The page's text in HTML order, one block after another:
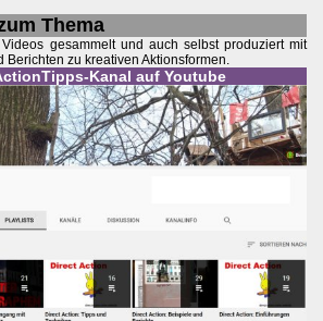
Thema
gesammelt und auch selbst produziert mit
Berichten zu kreativen Aktionsformen.
Kanal auf Youtube